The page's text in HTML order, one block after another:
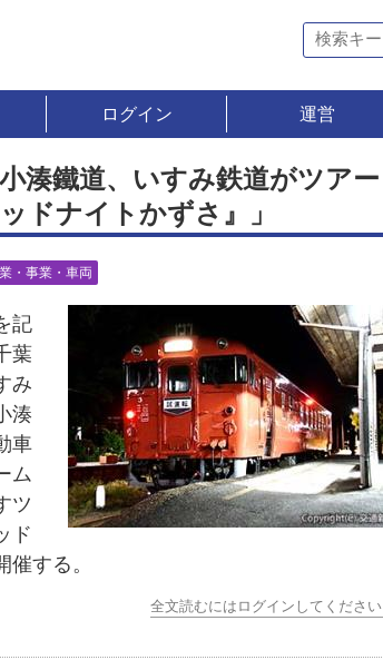
ログイン 運営
湊鐵道、いすみ鉄道がツアー
ドナイトかずさ』」
・事業・車両
記
葉
み
湊
車
ム
ツ
ド
する。
全文読むにはログインしてください